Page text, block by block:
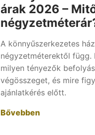
árak 2026 –
A könnyűszerkezetes
négyzetméterektől függ.
milyen tényezők
végösszeget, és mire
ajánlatkérés előtt.
Bővebben